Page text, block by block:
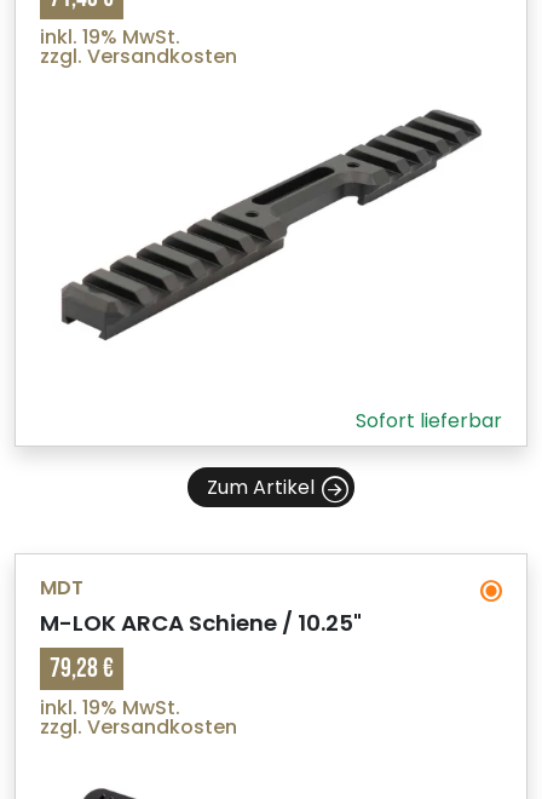
inkl. 19% MwSt.
zzgl. Versandkosten
Sofort lieferbar
Zum Artikel
MDT
M-LOK ARCA Schiene / 10.25"
79,28 €
inkl. 19% MwSt.
zzgl. Versandkosten